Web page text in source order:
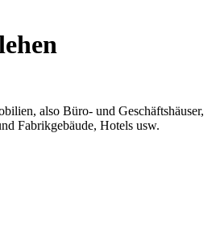
also Büro- und Geschäftshäuser,
Fabrikgebäude, Hotels usw.